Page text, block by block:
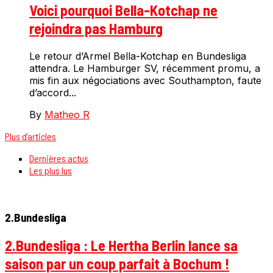
Voici pourquoi Bella-Kotchap ne
rejoindra pas Hamburg
Le retour d’Armel Bella-Kotchap en Bundesliga
attendra. Le Hamburger SV, récemment promu, a
mis fin aux négociations avec Southampton, faute
d’accord...
By Matheo R
Plus d’articles
Dernières actus
Les plus lus
2.Bundesliga
2.Bundesliga : Le Hertha Berlin lance sa
saison par un coup parfait à Bochum !